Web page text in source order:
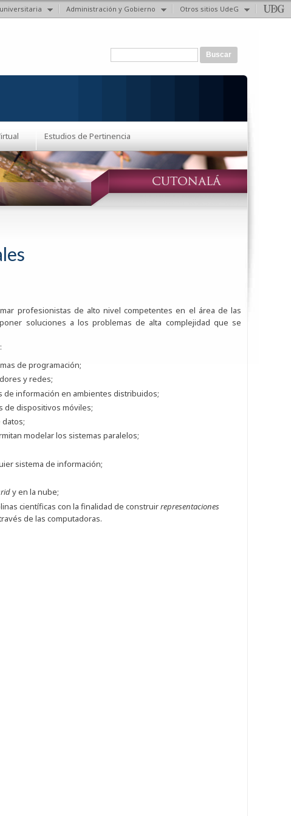
Administración y Gobierno Otros sitios UdeG
Formulario de búsqueda
Estudios de Pertinencia
profesionistas de alto nivel competentes en el área de las
soluciones a los problemas de alta complejidad que se
de programación;
y redes;
información en ambientes distribuidos;
de dispositivos móviles;
modelar los sistemas paralelos;
sistema de información;
y en la nube;
científicas con la finalidad de construirrepresentaciones
de las computadoras.